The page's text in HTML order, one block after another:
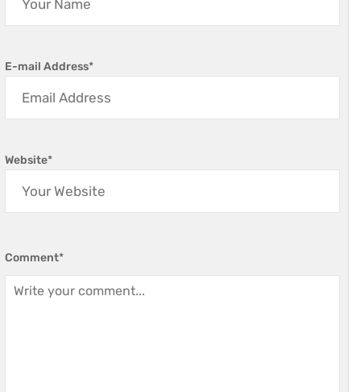
E-mail Address*
Website*
Comment*